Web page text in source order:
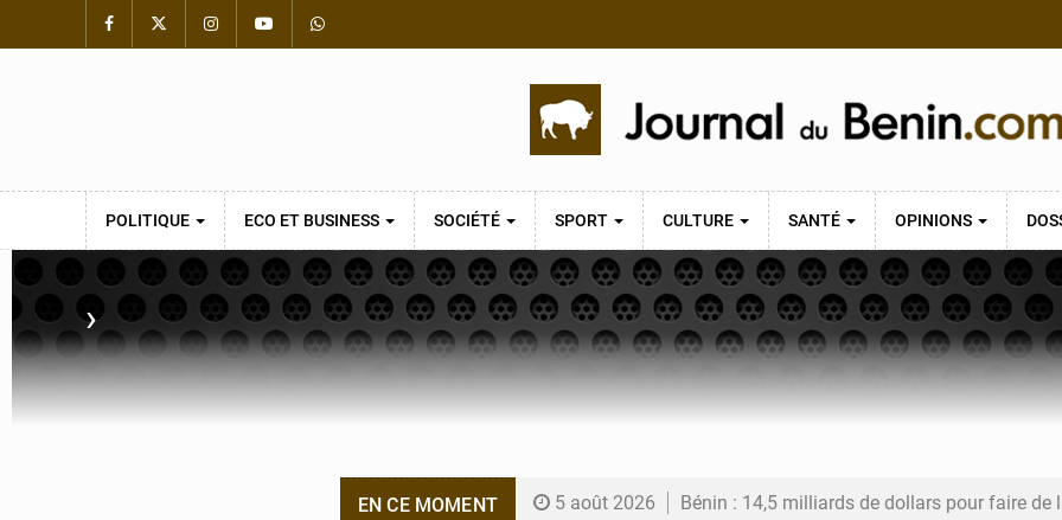
POLITIQUE ECO ET BUSINESS SOCIÉTÉ SPORT CULTURE SANTÉ OPINIONS
›
EN CE MOMENT 5 août 2026 Bénin : 14,5 milliards de dollars pour faire de la CDN 3.0